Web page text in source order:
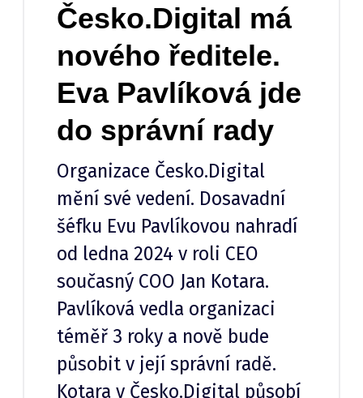
Česko.Digital má
nového ředitele.
Eva Pavlíková jde
do správní rady
Organizace Česko.Digital
mění své vedení. Dosavadní
šéfku Evu Pavlíkovou nahradí
od ledna 2024 v roli CEO
současný COO Jan Kotara.
Pavlíková vedla organizaci
téměř 3 roky a nově bude
působit v její správní radě.
Kotara v Česko.Digital působí